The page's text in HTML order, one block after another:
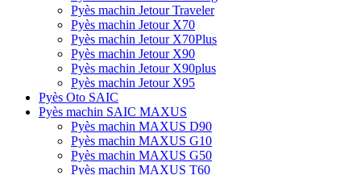
Pyès machin Jetour Traveler
Pyès machin Jetour X70
Pyès machin Jetour X70Plus
Pyès machin Jetour X90
Pyès machin Jetour X90plus
Pyès machin Jetour X95
Pyès Oto SAIC
Pyès machin SAIC MAXUS
Pyès machin MAXUS D90
Pyès machin MAXUS G10
Pyès machin MAXUS G50
Pyès machin MAXUS T60